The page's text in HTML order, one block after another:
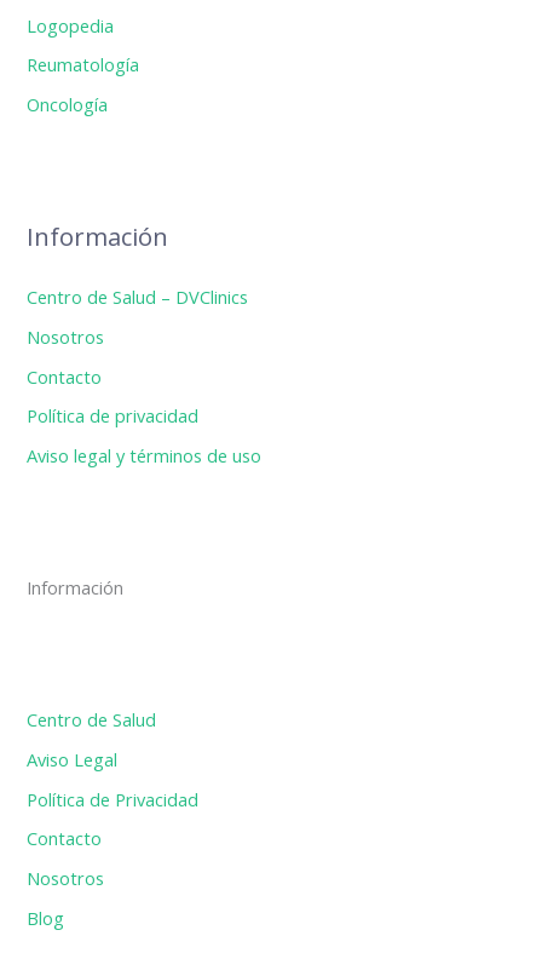
Logopedia
Reumatología
Oncología
Información
Centro de Salud – DVClinics
Nosotros
Contacto
Política de privacidad
Aviso legal y términos de uso
Información
Centro de Salud
Aviso Legal
Política de Privacidad
Contacto
Nosotros
Blog